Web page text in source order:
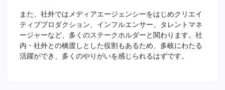
また、社外ではメディアエージェンシーをはじめクリエイ
ティブプロダクション、インフルエンサー、タレントマネ
ージャーなど、多くのステークホルダーと関わります。社
内・社外との橋渡しとした役割もあるため、多岐にわたる
活躍ができ、多くのやりがいを感じられるはずです。